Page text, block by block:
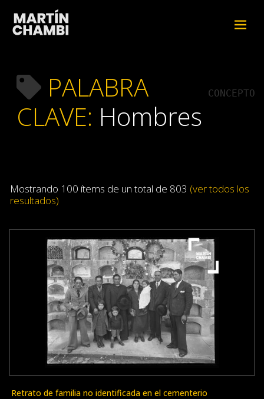
PALABRA
CLAVE: Hombres
CONCEPTO
Mostrando 100 ítems de un total de 803 (ver todos los
resultados)
Retrato de familia no identificada en el cementerio